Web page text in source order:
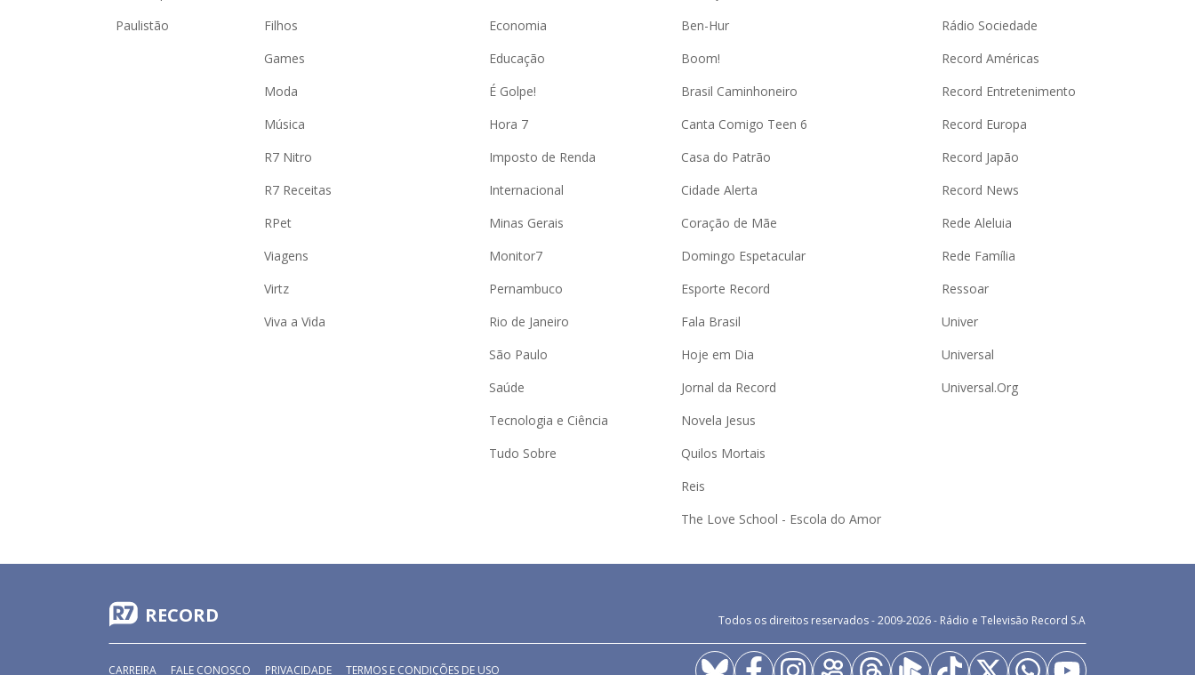
Paulistão
Filhos
Games
Moda
Música
R7 Nitro
R7 Receitas
RPet
Viagens
Virtz
Viva a Vida
Economia
Educação
É Golpe!
Hora 7
Imposto de Renda
Internacional
Minas Gerais
Monitor7
Pernambuco
Rio de Janeiro
São Paulo
Saúde
Tecnologia e Ciência
Tudo Sobre
Ben-Hur
Boom!
Brasil Caminhoneiro
Canta Comigo Teen 6
Casa do Patrão
Cidade Alerta
Coração de Mãe
Domingo Espetacular
Esporte Record
Fala Brasil
Hoje em Dia
Jornal da Record
Novela Jesus
Quilos Mortais
Reis
The Love School - Escola do Amor
Rádio Sociedade
Record Américas
Record Entretenimento
Record Europa
Record Japão
Record News
Rede Aleluia
Rede Família
Ressoar
Univer
Universal
Universal.Org
RECORD Todos os direitos reservados - 2009-2026- Rádio e Televisão Record S.A
CARREIRA FALE CONOSCO PRIVACIDADE TERMOS E CONDIÇÕES DE USO